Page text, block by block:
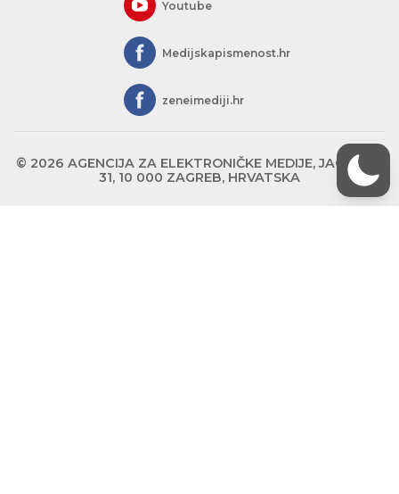
Youtube
Medijskapismenost.hr
zeneimediji.hr
© 2026 AGENCIJA ZA ELEKTRONIČKE MEDIJE, JAGIĆEVA
31, 10 000 ZAGREB, HRVATSKA